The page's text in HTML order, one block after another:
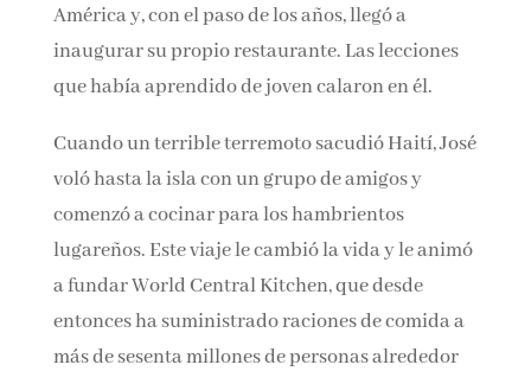
América y, con el paso de los años, llegó a
inaugurar su propio restaurante. Las lecciones
que había aprendido de joven calaron en él.
Cuando un terrible terremoto sacudió Haití, José
voló hasta la isla con un grupo de amigos y
comenzó a cocinar para los hambrientos
lugareños. Este viaje le cambió la vida y le animó
a fundar World Central Kitchen, que desde
entonces ha suministrado raciones de comida a
más de sesenta millones de personas alrededor